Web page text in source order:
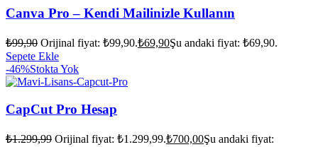
Canva Pro – Kendi Mailinizle Kullanın
₺99,90 Orijinal fiyat: ₺99,90.₺69,90Şu andaki fiyat: ₺69,90.
Sepete Ekle
-46%Stokta Yok
CapCut Pro Hesap
₺1.299,99 Orijinal fiyat: ₺1.299,99.₺700,00Şu andaki fiyat: